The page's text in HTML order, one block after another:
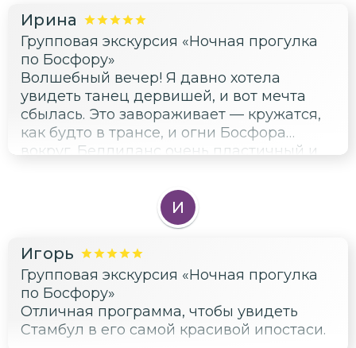
Ирина
Групповая экскурсия «Ночная прогулка
по Босфору»
Волшебный вечер! Я давно хотела
увидеть танец дервишей, и вот мечта
сбылась. Это завораживает — кружатся,
как будто в трансе, и огни Босфора
вокруг. Беллиданс очень пластичный и
энергичный, зал хлопал. Живая музыка
отличная, певцы с душой поют. А виды
ночного Стамбула — это просто открытка:
Фото получились шикарные.
Обязательно вернусь ещё.
И
Игорь
Групповая экскурсия «Ночная прогулка
по Босфору»
Отличная программа, чтобы увидеть
Стамбул в его самой красивой ипостаси.